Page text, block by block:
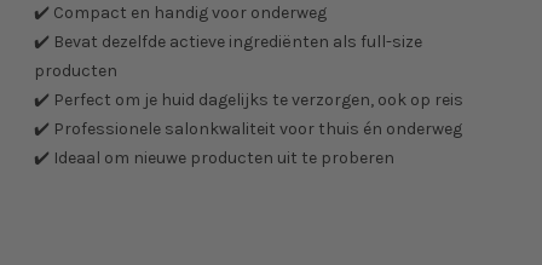
✔️ Compact en handig voor onderweg
✔️ Bevat dezelfde actieve ingrediënten als full-size
producten
✔️ Perfect om je huid dagelijks te verzorgen, ook op reis
✔️ Professionele salonkwaliteit voor thuis én onderweg
✔️ Ideaal om nieuwe producten uit te proberen